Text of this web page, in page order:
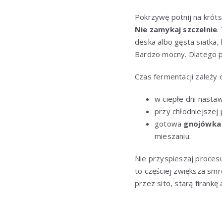
Pokrzywę potnij na
Nie zamykaj szczelnie.
deska albo gęsta
Bardzo mocny. Dlatego
Czas fermentacji zależy
w ciepłe dni
przy
gotowa
mieszaniu.
Nie przyspieszaj
to częściej zwiększa
przez sito, starą firankę